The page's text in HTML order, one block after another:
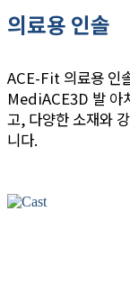
의료용 인솔
ACE-Fit 의료용 인
MediACE3D 발 아
고, 다양한 소재와
니다.